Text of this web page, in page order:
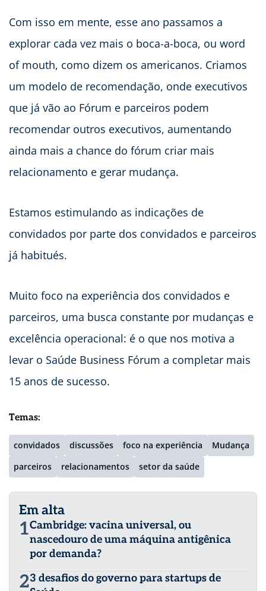
Com isso em mente, esse ano passamos a
explorar cada vez mais o boca-a-boca, ou word
of mouth, como dizem os americanos. Criamos
um modelo de recomendação, onde executivos
que já vão ao Fórum e parceiros podem
recomendar outros executivos, aumentando
ainda mais a chance do fórum criar mais
relacionamento e gerar mudança.
Estamos estimulando as indicações de
convidados por parte dos convidados e parceiros
já habitués.
Muito foco na experiência dos convidados e
parceiros, uma busca constante por mudanças e
excelência operacional: é o que nos motiva a
levar o Saúde Business Fórum a completar mais
15 anos de sucesso.
Temas:
convidados discussões foco na experiência
Mudança
parceiros
relacionamentos setor da saúde
Em alta
1Cambridge: vacina universal, ou
nascedouro de uma máquina antigênica
por demanda?
23 desafios do governo para startups de